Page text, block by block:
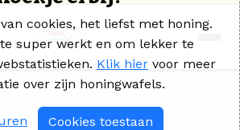
cookies, het liefst met honing.
super werkt en om lekker te
Klik hier voor meer
over zijn honingwafels.
Cookies toestaan